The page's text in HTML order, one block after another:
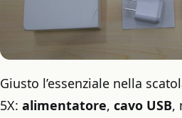
Giusto l’essenziale nella
5X: alimentatore, cavo USB,